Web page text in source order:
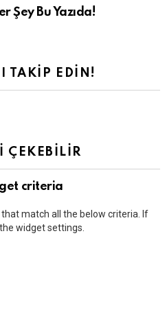
Şey Bu Yazıda!
TAKIP EDIN!
ÇEKEBILIR
criteria
match all the below criteria. If
widget settings.